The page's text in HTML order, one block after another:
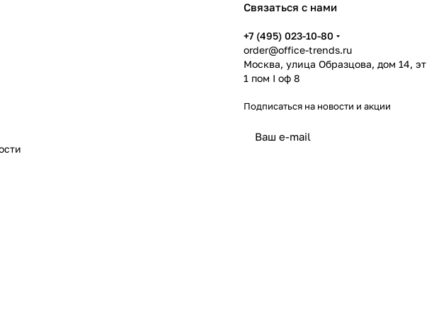
Связаться с нами
+7 (495) 023-10-80
order@office-trends.ru
Москва, улица Образцова, дом 14, эт
1 пом I оф 8
Подписаться на новости и акции